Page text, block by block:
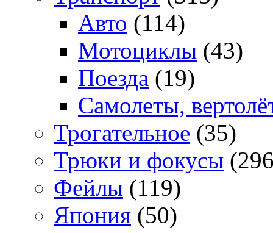
Авто (114)
Мотоциклы (43)
Поезда (19)
Самолеты,
Трогательное (35)
Трюки и фокусы
Фейлы (119)
Япония (50)